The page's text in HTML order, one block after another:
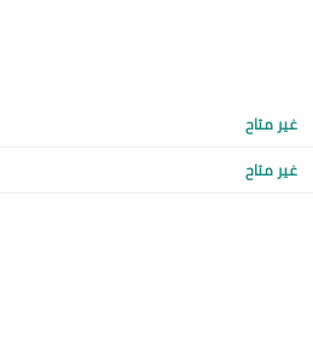
غير متاح
غير متاح